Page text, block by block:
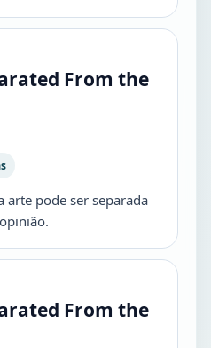
From the
arte pode ser separada
From the